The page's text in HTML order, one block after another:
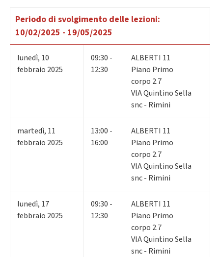
Periodo di svolgimento delle lezioni:
10/02/2025 - 19/05/2025
lunedì, 10
febbraio 2025
09:30 -
12:30
ALBERTI 11
Piano Primo
corpo 2.7
VIA Quintino Sella
snc - Rimini
martedì, 11
febbraio 2025
13:00 -
16:00
ALBERTI 11
Piano Primo
corpo 2.7
VIA Quintino Sella
snc - Rimini
lunedì, 17
febbraio 2025
09:30 -
12:30
ALBERTI 11
Piano Primo
corpo 2.7
VIA Quintino Sella
snc - Rimini